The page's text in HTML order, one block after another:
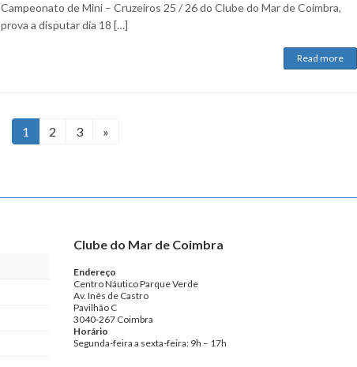
Campeonato de Mini – Cruzeiros 25 / 26 do Clube do Mar de Coimbra,
prova a disputar dia 18 […]
Read more
Page
1 Page
2 Page
3 »
Clube do Mar de Coimbra
Endereço
Centro Náutico Parque Verde
Av. Inês de Castro
Pavilhão C
3040-267 Coimbra
Horário
Segunda-feira a sexta-feira: 9h – 17h